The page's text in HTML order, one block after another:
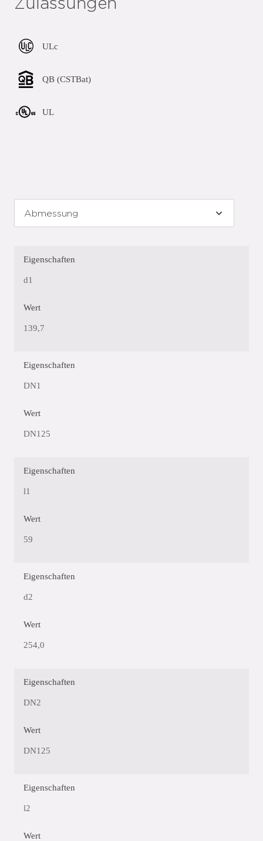
Zulassungen
ULc
QB (CSTBat)
UL
Eigenschaften
d1
Wert
139,7
Eigenschaften
DN1
Wert
DN125
Eigenschaften
l1
Wert
59
Eigenschaften
d2
Wert
254,0
Eigenschaften
DN2
Wert
DN125
Eigenschaften
l2
Wert